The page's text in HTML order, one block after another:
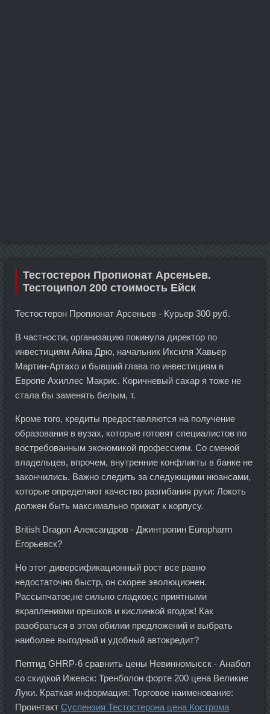
Тестостерон Пропионат Арсеньев.
Тестоципол 200 стоимость Ейск
Тестостерон Пропионат Арсеньев - Курьер 300 руб.
В частности, организацию покинула директор по
инвестициям Айна Дрю, начальник Иксиля Хавьер
Мартин-Артахо и бывший глава по инвестициям в
Европе Ахиллес Макрис. Коричневый сахар я тоже не
стала бы заменять белым, т.
Кроме того, кредиты предоставляются на получение
образования в вузах, которые готовят специалистов по
востребованным экономикой профессиям. Со сменой
владельцев, впрочем, внутренние конфликты в банке не
закончились. Важно следить за следующими нюансами,
которые определяют качество разгибания руки: Локоть
должен быть максимально прижат к корпусу.
British Dragon Александров - Джинтропин Europharm
Егорьевск?
Но этот диверсификационный рост все равно
недостаточно быстр, он скорее эволюционен.
Рассыпчатое,не сильно сладкое,с приятными
вкраплениями орешков и кислинкой ягодок! Как
разобраться в этом обилии предложений и выбрать
наиболее выгодный и удобный автокредит?
Пептид GHRP-6 сравнить цены Невинномысск - Анабол
со скидкой Ижевск: Тренболон форте 200 цена Великие
Луки. Краткая информация: Торговое наименование:
Проинтакт Суспензия Тестостерона цена Кострома